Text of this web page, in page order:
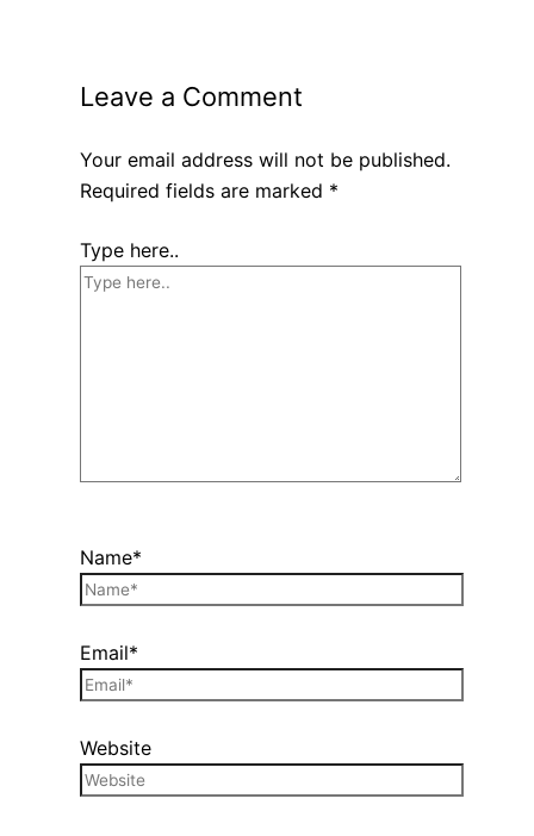
Leave a Comment
Your email address will not be published.
Required fields are marked *
Type here..
Name*
Email*
Website